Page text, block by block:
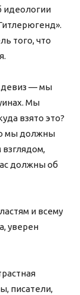
идеологии
того, что
девиз — мы
Мы
взято это?
мы должны
должны об
и всему
уверен
писатели,